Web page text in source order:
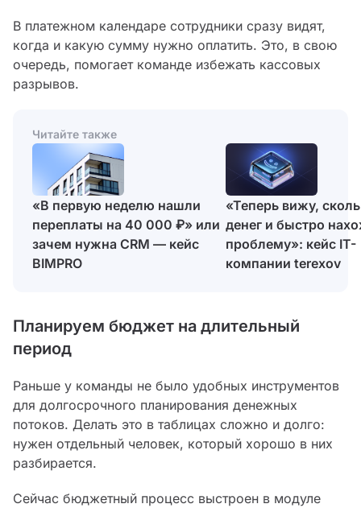
В платежном календаре сотрудники сразу видят,
когда и какую сумму нужно оплатить. Это, в свою
очередь, помогает команде избежать кассовых
разрывов.
Читайте также
«В первую неделю нашли
переплаты на 40 000 ₽» или
зачем нужна CRM — кейс
BIMPRO
«Теперь вижу,
денег и быстро
проблему»: кейс IT-
компании terexov
Планируем бюджет на длительный
период
Раньше у команды не было удобных инструментов
для долгосрочного планирования денежных
потоков. Делать это в таблицах сложно и долго:
нужен отдельный человек, который хорошо в них
разбирается.
Сейчас бюджетный процесс выстроен в модуле